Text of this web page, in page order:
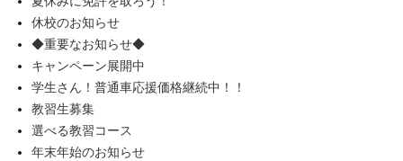
休校のお知らせ
◆重要なお知らせ◆
キャンペーン展開中
学生さん！普通車応援価格継続中！！
教習生募集
選べる教習コース
年末年始のお知らせ